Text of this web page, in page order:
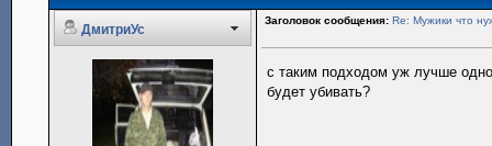
ДмитриУс
Заголовок сообщения: Re: Мужики что
с таким подходом уж лучше
будет убивать?